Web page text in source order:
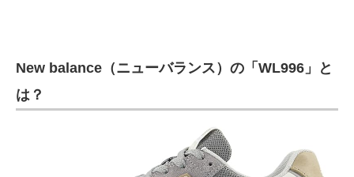
建設×テクノロジーの最前線
New balance（ニューバランス）の「WL996」と
は？